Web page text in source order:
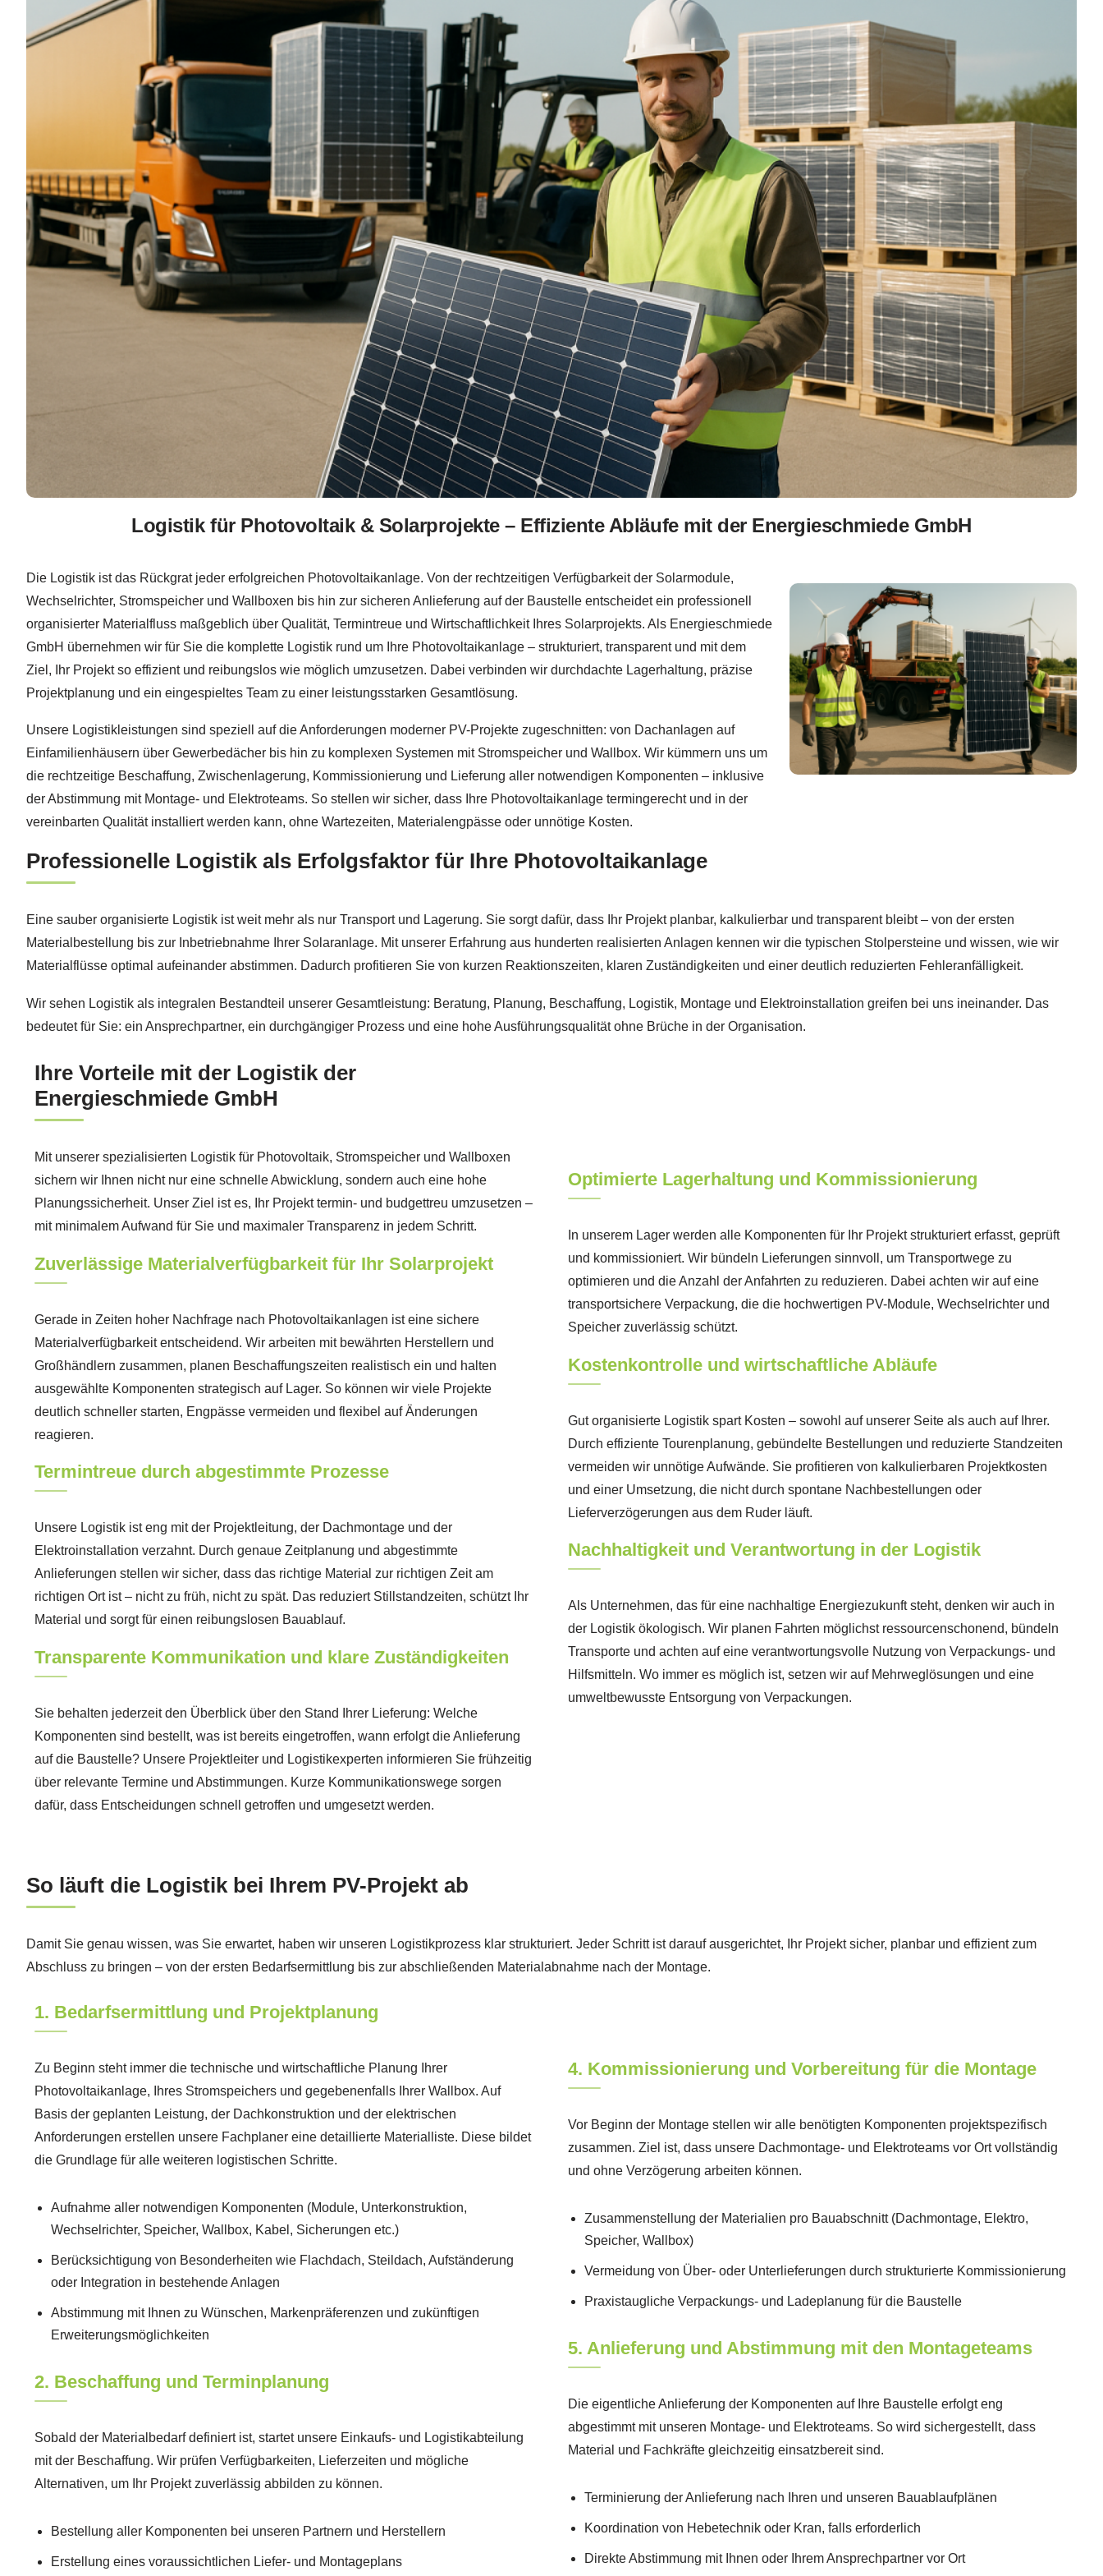
Logistik für Photovoltaik & Solarprojekte – Effiziente Abläufe mit der Energieschmiede GmbH
Die Logistik ist das Rückgrat jeder erfolgreichen Photovoltaikanlage. Von der rechtzeitigen Verfügbarkeit der Solarmodule,
Wechselrichter, Stromspeicher und Wallboxen bis hin zur sicheren Anlieferung auf der Baustelle entscheidet ein professionell
organisierter Materialfluss maßgeblich über Qualität, Termintreue und Wirtschaftlichkeit Ihres Solarprojekts. Als Energieschmiede
GmbH übernehmen wir für Sie die komplette Logistik rund um Ihre Photovoltaikanlage – strukturiert, transparent und mit dem
Ziel, Ihr Projekt so effizient und reibungslos wie möglich umzusetzen. Dabei verbinden wir durchdachte Lagerhaltung, präzise
Projektplanung und ein eingespieltes Team zu einer leistungsstarken Gesamtlösung.
Unsere Logistikleistungen sind speziell auf die Anforderungen moderner PV-Projekte zugeschnitten: von Dachanlagen auf
Einfamilienhäusern über Gewerbedächer bis hin zu komplexen Systemen mit Stromspeicher und Wallbox. Wir kümmern uns um
die rechtzeitige Beschaffung, Zwischenlagerung, Kommissionierung und Lieferung aller notwendigen Komponenten – inklusive
der Abstimmung mit Montage- und Elektroteams. So stellen wir sicher, dass Ihre Photovoltaikanlage termingerecht und in der
vereinbarten Qualität installiert werden kann, ohne Wartezeiten, Materialengpässe oder unnötige Kosten.
Professionelle Logistik als Erfolgsfaktor für Ihre Photovoltaikanlage
Eine sauber organisierte Logistik ist weit mehr als nur Transport und Lagerung. Sie sorgt dafür, dass Ihr Projekt planbar, kalkulierbar und transparent bleibt – von der ersten
Materialbestellung bis zur Inbetriebnahme Ihrer Solaranlage. Mit unserer Erfahrung aus hunderten realisierten Anlagen kennen wir die typischen Stolpersteine und wissen, wie wir
Materialflüsse optimal aufeinander abstimmen. Dadurch profitieren Sie von kurzen Reaktionszeiten, klaren Zuständigkeiten und einer deutlich reduzierten Fehleranfälligkeit.
Wir sehen Logistik als integralen Bestandteil unserer Gesamtleistung: Beratung, Planung, Beschaffung, Logistik, Montage und Elektroinstallation greifen bei uns ineinander. Das
bedeutet für Sie: ein Ansprechpartner, ein durchgängiger Prozess und eine hohe Ausführungsqualität ohne Brüche in der Organisation.
Ihre Vorteile mit der Logistik der
Energieschmiede GmbH
Mit unserer spezialisierten Logistik für Photovoltaik, Stromspeicher und Wallboxen
sichern wir Ihnen nicht nur eine schnelle Abwicklung, sondern auch eine hohe
Planungssicherheit. Unser Ziel ist es, Ihr Projekt termin- und budgettreu umzusetzen –
mit minimalem Aufwand für Sie und maximaler Transparenz in jedem Schritt.
Zuverlässige Materialverfügbarkeit für Ihr Solarprojekt
Gerade in Zeiten hoher Nachfrage nach Photovoltaikanlagen ist eine sichere
Materialverfügbarkeit entscheidend. Wir arbeiten mit bewährten Herstellern und
Großhändlern zusammen, planen Beschaffungszeiten realistisch ein und halten
ausgewählte Komponenten strategisch auf Lager. So können wir viele Projekte
deutlich schneller starten, Engpässe vermeiden und flexibel auf Änderungen
reagieren.
Termintreue durch abgestimmte Prozesse
Unsere Logistik ist eng mit der Projektleitung, der Dachmontage und der
Elektroinstallation verzahnt. Durch genaue Zeitplanung und abgestimmte
Anlieferungen stellen wir sicher, dass das richtige Material zur richtigen Zeit am
richtigen Ort ist – nicht zu früh, nicht zu spät. Das reduziert Stillstandzeiten, schützt Ihr
Material und sorgt für einen reibungslosen Bauablauf.
Transparente Kommunikation und klare Zuständigkeiten
Sie behalten jederzeit den Überblick über den Stand Ihrer Lieferung: Welche
Komponenten sind bestellt, was ist bereits eingetroffen, wann erfolgt die Anlieferung
auf die Baustelle? Unsere Projektleiter und Logistikexperten informieren Sie frühzeitig
über relevante Termine und Abstimmungen. Kurze Kommunikationswege sorgen
dafür, dass Entscheidungen schnell getroffen und umgesetzt werden.
Optimierte Lagerhaltung und Kommissionierung
In unserem Lager werden alle Komponenten für Ihr Projekt strukturiert erfasst, geprüft
und kommissioniert. Wir bündeln Lieferungen sinnvoll, um Transportwege zu
optimieren und die Anzahl der Anfahrten zu reduzieren. Dabei achten wir auf eine
transportsichere Verpackung, die die hochwertigen PV-Module, Wechselrichter und
Speicher zuverlässig schützt.
Kostenkontrolle und wirtschaftliche Abläufe
Gut organisierte Logistik spart Kosten – sowohl auf unserer Seite als auch auf Ihrer.
Durch effiziente Tourenplanung, gebündelte Bestellungen und reduzierte Standzeiten
vermeiden wir unnötige Aufwände. Sie profitieren von kalkulierbaren Projektkosten
und einer Umsetzung, die nicht durch spontane Nachbestellungen oder
Lieferverzögerungen aus dem Ruder läuft.
Nachhaltigkeit und Verantwortung in der Logistik
Als Unternehmen, das für eine nachhaltige Energiezukunft steht, denken wir auch in
der Logistik ökologisch. Wir planen Fahrten möglichst ressourcenschonend, bündeln
Transporte und achten auf eine verantwortungsvolle Nutzung von Verpackungs- und
Hilfsmitteln. Wo immer es möglich ist, setzen wir auf Mehrweglösungen und eine
umweltbewusste Entsorgung von Verpackungen.
So läuft die Logistik bei Ihrem PV-Projekt ab
Damit Sie genau wissen, was Sie erwartet, haben wir unseren Logistikprozess klar strukturiert. Jeder Schritt ist darauf ausgerichtet, Ihr Projekt sicher, planbar und effizient zum
Abschluss zu bringen – von der ersten Bedarfsermittlung bis zur abschließenden Materialabnahme nach der Montage.
1. Bedarfsermittlung und Projektplanung
Zu Beginn steht immer die technische und wirtschaftliche Planung Ihrer
Photovoltaikanlage, Ihres Stromspeichers und gegebenenfalls Ihrer Wallbox. Auf
Basis der geplanten Leistung, der Dachkonstruktion und der elektrischen
Anforderungen erstellen unsere Fachplaner eine detaillierte Materialliste. Diese bildet
die Grundlage für alle weiteren logistischen Schritte.
Aufnahme aller notwendigen Komponenten (Module, Unterkonstruktion,
Wechselrichter, Speicher, Wallbox, Kabel, Sicherungen etc.)
Berücksichtigung von Besonderheiten wie Flachdach, Steildach, Aufständerung
oder Integration in bestehende Anlagen
Abstimmung mit Ihnen zu Wünschen, Markenpräferenzen und zukünftigen
Erweiterungsmöglichkeiten
2. Beschaffung und Terminplanung
Sobald der Materialbedarf definiert ist, startet unsere Einkaufs- und Logistikabteilung
mit der Beschaffung. Wir prüfen Verfügbarkeiten, Lieferzeiten und mögliche
Alternativen, um Ihr Projekt zuverlässig abbilden zu können.
Bestellung aller Komponenten bei unseren Partnern und Herstellern
Erstellung eines voraussichtlichen Liefer- und Montageplans
4. Kommissionierung und Vorbereitung für die Montage
Vor Beginn der Montage stellen wir alle benötigten Komponenten projektspezifisch
zusammen. Ziel ist, dass unsere Dachmontage- und Elektroteams vor Ort vollständig
und ohne Verzögerung arbeiten können.
Zusammenstellung der Materialien pro Bauabschnitt (Dachmontage, Elektro,
Speicher, Wallbox)
Vermeidung von Über- oder Unterlieferungen durch strukturierte Kommissionierung
Praxistaugliche Verpackungs- und Ladeplanung für die Baustelle
5. Anlieferung und Abstimmung mit den Montageteams
Die eigentliche Anlieferung der Komponenten auf Ihre Baustelle erfolgt eng
abgestimmt mit unseren Montage- und Elektroteams. So wird sichergestellt, dass
Material und Fachkräfte gleichzeitig einsatzbereit sind.
Terminierung der Anlieferung nach Ihren und unseren Bauablaufplänen
Koordination von Hebetechnik oder Kran, falls erforderlich
Direkte Abstimmung mit Ihnen oder Ihrem Ansprechpartner vor Ort